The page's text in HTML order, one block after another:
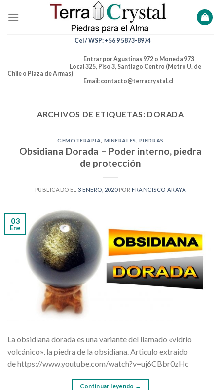
Cel / WSP: +56 9 5873-8974
Entrar por Agustinas 972 o Moneda 973
Local 325, Piso 3, Santiago Centro (Metro U. de
Chile o Plaza de Armas)
Email: contacto@terracrystal.cl
ARCHIVOS DE ETIQUETAS: DORADA
GEMOTERAPIA MINERALES PIEDRAS
Obsidiana Dorada – Poder interno, piedra
de protección
PUBLICADO EL 3 ENERO, 2020POR FRANCISCO ARAYA
03
Ene
La obsidiana dorada es una variante del llamado «vídrio
volcánico», la piedra de la obsidiana. Articulo extraido
de https://www.youtube.com/watch?v=uj6CBbr0zHc
Continuar leyendo →